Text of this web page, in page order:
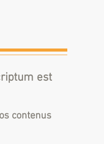
est
contenus